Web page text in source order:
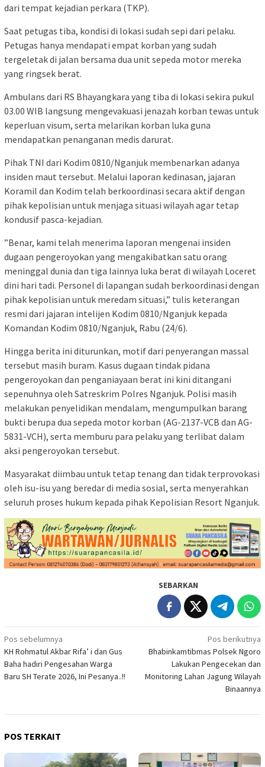
dari tempat kejadian perkara (TKP).
​Saat petugas tiba, kondisi di lokasi sudah sepi dari pelaku.
Petugas hanya mendapati empat korban yang sudah
tergeletak di jalan bersama dua unit sepeda motor mereka
yang ringsek berat.
Ambulans dari RS Bhayangkara yang tiba di lokasi sekira pukul
03.00 WIB langsung mengevakuasi jenazah korban tewas untuk
keperluan visum, serta melarikan korban luka guna
mendapatkan penanganan medis darurat.
​Pihak TNI dari Kodim 0810/Nganjuk membenarkan adanya
insiden maut tersebut. Melalui laporan kedinasan, jajaran
Koramil dan Kodim telah berkoordinasi secara aktif dengan
pihak kepolisian untuk menjaga situasi wilayah agar tetap
kondusif pasca-kejadian.
​”Benar, kami telah menerima laporan mengenai insiden
dugaan pengeroyokan yang mengakibatkan satu orang
meninggal dunia dan tiga lainnya luka berat di wilayah Loceret
dini hari tadi. Personel di lapangan sudah berkoordinasi dengan
pihak kepolisian untuk meredam situasi,” tulis keterangan
resmi dari jajaran intelijen Kodim 0810/Nganjuk kepada
Komandan Kodim 0810/Nganjuk, Rabu (24/6).
​Hingga berita ini diturunkan, motif dari penyerangan massal
tersebut masih buram. Kasus dugaan tindak pidana
pengeroyokan dan penganiayaan berat ini kini ditangani
sepenuhnya oleh Satreskrim Polres Nganjuk. Polisi masih
melakukan penyelidikan mendalam, mengumpulkan barang
bukti berupa dua sepeda motor korban (AG-2137-VCB dan AG-
5831-VCH), serta memburu para pelaku yang terlibat dalam
aksi pengeroyokan tersebut.
​Masyarakat diimbau untuk tetap tenang dan tidak terprovokasi
oleh isu-isu yang beredar di media sosial, serta menyerahkan
seluruh proses hukum kepada pihak Kepolisian Resort Nganjuk.
SEBARKAN
Navigasi
pos
Pos sebelumnya
KH Rohmatul Akbar Rifa’ i dan Gus
Baha hadiri Pengesahan Warga
Baru SH Terate 2026, Ini Pesanya..!!
Pos berikutnya
Bhabinkamtibmas Polsek Ngoro
Lakukan Pengecekan dan
Monitoring Lahan Jagung Wilayah
Binaannya
POS TERKAIT